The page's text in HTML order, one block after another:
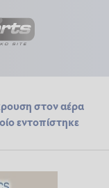
στον αέρα
εντοπίστηκε